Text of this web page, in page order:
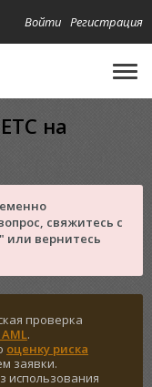
Регистрация
Войти
на
свяжитесь с
или вернитесь
проверка
.
оценку риска
заявки.
использования